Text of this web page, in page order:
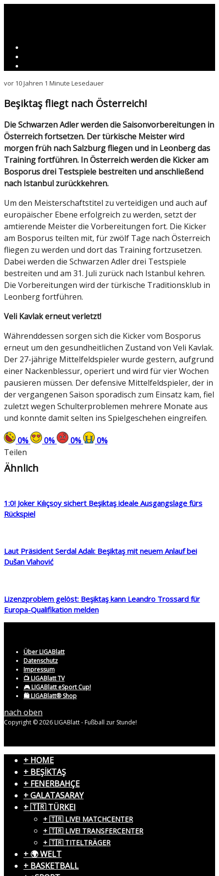
vor 10 Jahren 1 Minute Lesedauer
Beşiktaş fliegt nach Österreich!
Die Schwarzen Adler werden die Saisonvorbereitungen in
Österreich fortsetzen. Der türkische Meister wird
morgen früh nach Salzburg fliegen und in Leonberg das
Training fortführen. In Österreich werden die Kicker am
Bosporus drei Testspiele bestreiten und anschließend
nach Istanbul zurückkehren.
Um den Meisterschaftstitel zu verteidigen und auch auf
europäischer Ebene erfolgreich zu werden, setzt der
amtierende Meister die Vorbereitungen fort. Die Kicker
am Bosporus teilten mit, für zwölf Tage nach Österreich
fliegen zu werden und dort das Training fortzusetzen.
Dabei werden die Schwarzen Adler drei Testspiele
bestreiten und am 31. Juli zurück nach Istanbul kehren.
Die Vorbereitungen wird der türkische Traditionsklub in
Leonberg fortführen.
Veli Kavlak erneut verletzt!
Währenddessen sorgen sich die Kicker vom Bosporus
erneut um den gesundheitlichen Zustand von Veli Kavlak.
Der 27-jährige Mittelfeldspieler wurde gestern, aufgrund
einer Nackenblessur, operiert und wird für vier Wochen
pausieren müssen. Der defensive Mittelfeldspieler, der in
der vergangenen Saison sporadisch zum Einsatz kam, fiel
zuletzt wegen Schulterproblemen mehrere Monate aus
und konnte damit selten ins Spielgeschehen eingreifen.
0% 0% 0% 0%
Teilen
Ähnlich
1:0! Joker Kılıçsoy sichert Beşiktaş ideale Ausgangslage fürs
Rückspiel
Laut Präsident Serdal Adalı: Beşiktaş mit neuem Anlauf bei
Dušan Vlahović
Lizenzproblem gelöst: Beşiktaş kann Leandro Trossard für
Europa-Qualifikation melden
Über LIGABlatt
Datenschutz
Impressum
📺 LIGABlatt TV
🎮 LIGABlatt eSport Cup!
🛍️ LIGABlatt® Shop
nach oben
Copyright © 2026 LIGABlatt - Fußball zur Stunde!
+ HOME
+ BEŞİKTAŞ
+ FENERBAHÇE
+ GALATASARAY
+ 🇹🇷 TÜRKEI
+ 🇹🇷 LIVE! MATCHCENTER
+ 🇹🇷 LIVE! TRANSFERCENTER
+ 🇹🇷 TITELTRÄGER
+ 🌍 WELT
+ BASKETBALL